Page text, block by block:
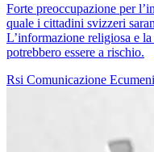
Forte preoccupazione per
quale i cittadini svizzeri
L’informazione religiosa e
potrebbero essere a rischio.
Rsi Comunicazione